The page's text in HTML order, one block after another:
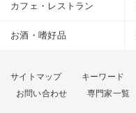
カフェ・レストラン
お酒・嗜好品
サイトマップ キーワード
お問い合わせ
専門家一覧